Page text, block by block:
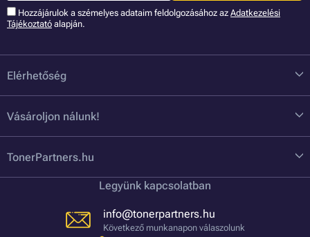
Hozzájárulok a szémelyes adataim feldolgozásához az Adatkezelési
Tájékoztató alapján.
Elérhetőség
Vásároljon nálunk!
TonerPartners.hu
Legyünk kapcsolatban
info@tonerpartners.hu
Következő munkanapon válaszolunk